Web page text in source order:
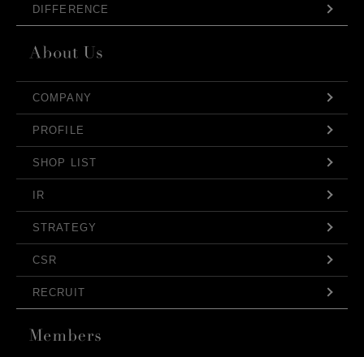
DIFFERENCE
COMPANY
PROFILE
SHOP LIST
IR
STRATEGY
CSR
RECRUIT